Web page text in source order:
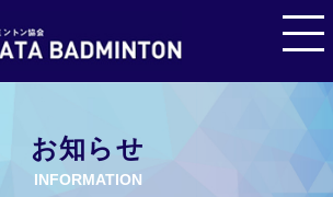
お知らせ
INFORMATION